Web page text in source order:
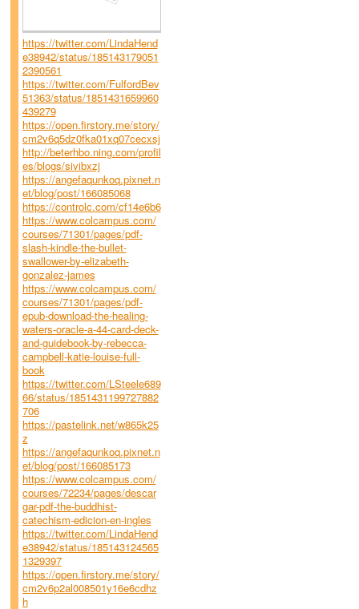
https://twitter.com/LindaHend
e38942/status/185143179051
2390561
https://twitter.com/FulfordBev
51363/status/1851431659960
439279
https://open.firstory.me/story/
cm2v6q5dz0fka01xq07cecxsj
http://beterhbo.ning.com/profil
es/blogs/sivibxzj
https://angefaqunkoq.pixnet.n
et/blog/post/166085068
https://controlc.com/cf14e6b6
https://www.colcampus.com/
courses/71301/pages/pdf-
slash-kindle-the-bullet-
swallower-by-elizabeth-
gonzalez-james
https://www.colcampus.com/
courses/71301/pages/pdf-
epub-download-the-healing-
waters-oracle-a-44-card-deck-
and-guidebook-by-rebecca-
campbell-katie-louise-full-
book
https://twitter.com/LSteele689
66/status/1851431199727882
706
https://pastelink.net/w865k25
z
https://angefaqunkoq.pixnet.n
et/blog/post/166085173
https://www.colcampus.com/
courses/72234/pages/descar
gar-pdf-the-buddhist-
catechism-edicion-en-ingles
https://twitter.com/LindaHend
e38942/status/185143124565
1329397
https://open.firstory.me/story/
cm2v6p2al008501y16e6cdhz
h